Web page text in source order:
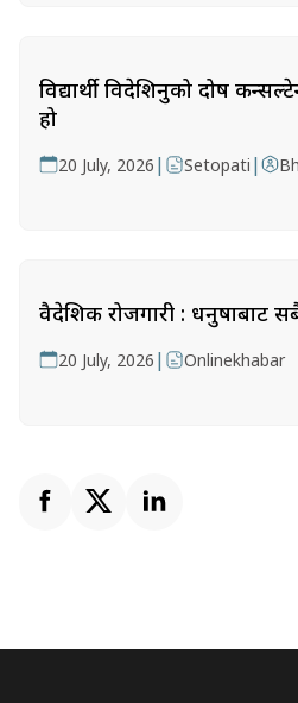
विद्यार्थी विदेशिनुको दोष
हो
20 July, 2026 | Setopati |
वैदेशिक रोजगारी : धनुषाबाट
20 July, 2026 | Onlinekhabar